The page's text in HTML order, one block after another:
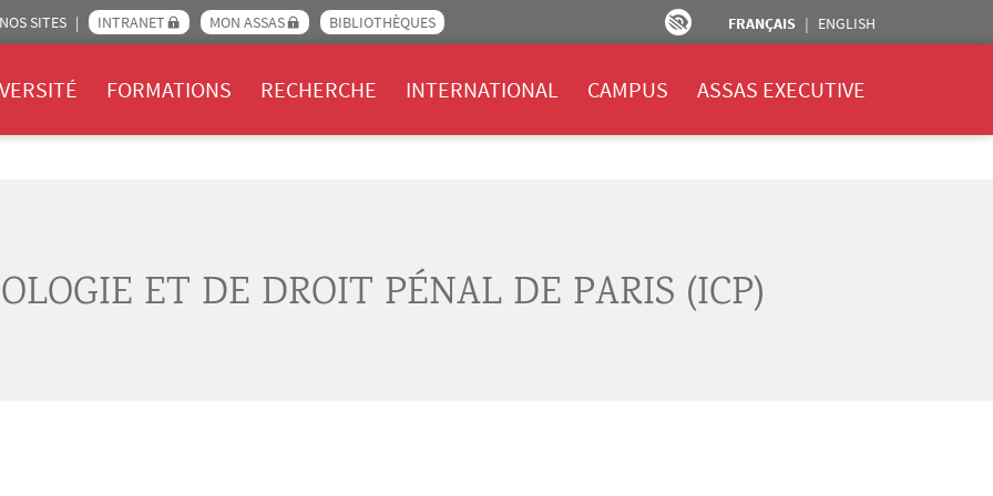
SITES INTRANET MON ASSAS BIBLIOTHÈQUES FRANÇAIS ENGLISH
FORMATIONS RECHERCHE INTERNATIONAL CAMPUS ASSAS EXECUTIVE
ET DE DROIT PÉNAL DE PARIS (ICP)